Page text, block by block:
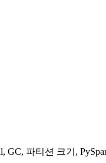
GC, 파티션 크기,